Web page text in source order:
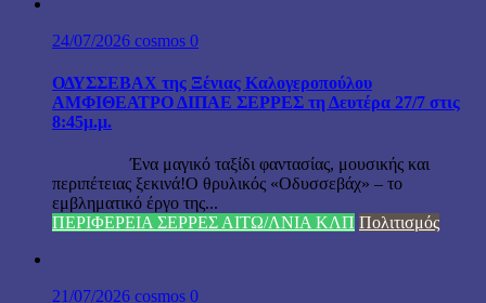
24/07/2026 cosmos 0
ΟΔΥΣΣΕΒΑΧ της Ξένιας Καλογεροπούλου
ΑΜΦΙΘΕΑΤΡΟ ΔΙΠΑΕ ΣΕΡΡΕΣ τη Δευτέρα 27/7 στις
8:45μ.μ.
Ένα μαγικό ταξίδι φαντασίας, μουσικής και
περιπέτειας ξεκινά!Ο θρυλικός «Οδυσσεβάχ» – το
εμβληματικό έργο της...
ΠΕΡΙΦΕΡΕΙΑ ΣΕΡΡΕΣ ΑΙΤΩ/ΛΝΙΑ ΚΛΠ Πολιτισμός
21/07/2026 cosmos 0